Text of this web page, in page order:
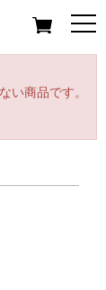
い商品です。